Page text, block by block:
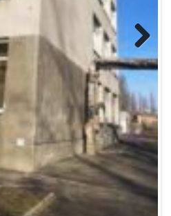
Next